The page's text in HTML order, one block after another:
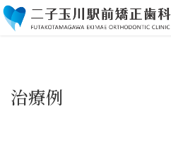
コ
ン
ナ
ビ
治療例